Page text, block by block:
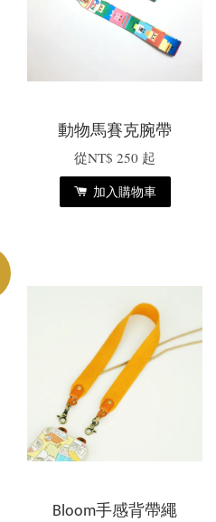
動物馬賽克腕帶
從NT$ 250 起
加入購物車
Bloom手感背帶繩